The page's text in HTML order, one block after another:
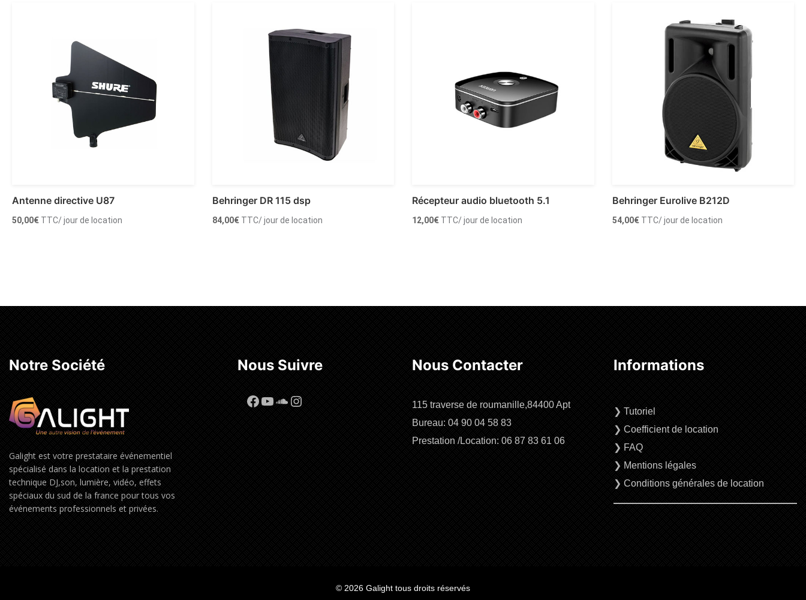
Antenne directive U87
50,00€ TTC/ jour de location
Behringer DR 115 dsp
84,00€ TTC/ jour de location
Récepteur audio bluetooth 5.1
12,00€ TTC/ jour de location
Behringer Eurolive B212D
54,00€ TTC/ jour de location
Notre Société
Galight est votre prestataire événementiel
spécialisé dans la location et la prestation
technique DJ,son, lumière, vidéo, effets
spéciaux du sud de la france pour tous vos
événements professionnels et privées.
Nous Suivre
Facebook
YouTube
SoundCloud
Instagram
Nous Contacter
115 traverse de roumanille,84400 Apt
Bureau: 04 90 04 58 83
Prestation /Location: 06 87 83 61 06
Informations
❯ Tutoriel
❯ Coefficient de location
❯ FAQ
❯ Mentions légales
❯ Conditions générales de location
© 2026 Galight tous droits réservés